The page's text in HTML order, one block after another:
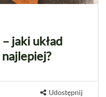
jaki układ
Udostępnij